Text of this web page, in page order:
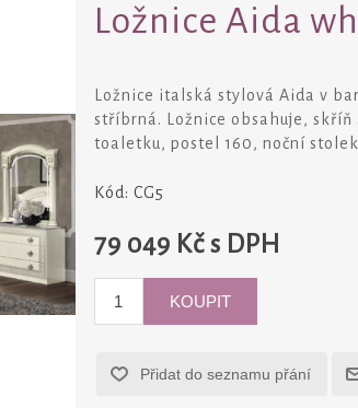
Ložnice Aida
Ložnice italská stylová Aida v
stříbrná. Ložnice obsahuje, skříň
toaletku, postel 160, noční stolek
Kód: CG5
79 049 Kč s DPH